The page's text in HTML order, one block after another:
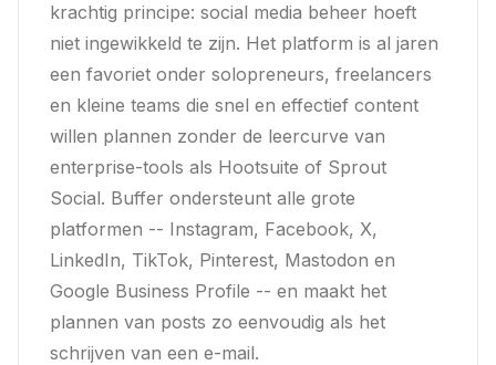
krachtig principe: social media beheer hoeft
niet ingewikkeld te zijn. Het platform is al jaren
een favoriet onder solopreneurs, freelancers
en kleine teams die snel en effectief content
willen plannen zonder de leercurve van
enterprise-tools als Hootsuite of Sprout
Social. Buffer ondersteunt alle grote
platformen -- Instagram, Facebook, X,
LinkedIn, TikTok, Pinterest, Mastodon en
Google Business Profile -- en maakt het
plannen van posts zo eenvoudig als het
schrijven van een e-mail.